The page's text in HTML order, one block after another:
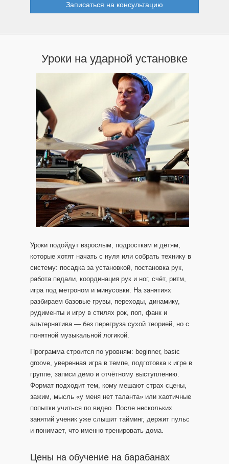
Записаться на консультацию
Уроки на ударной установке
Уроки подойдут взрослым, подросткам и детям,
которые хотят начать с нуля или собрать технику в
систему: посадка за установкой, постановка рук,
работа педали, координация рук и ног, счёт, ритм,
игра под метроном и минусовки. На занятиях
разбираем базовые грувы, переходы, динамику,
рудименты и игру в стилях рок, поп, фанк и
альтернатива — без перегруза сухой теорией, но с
понятной музыкальной логикой.
Программа строится по уровням: beginner, basic
groove, уверенная игра в темпе, подготовка к игре в
группе, записи демо и отчётному выступлению.
Формат подходит тем, кому мешают страх сцены,
зажим, мысль «у меня нет таланта» или хаотичные
попытки учиться по видео. После нескольких
занятий ученик уже слышит тайминг, держит пульс
и понимает, что именно тренировать дома.
Цены на обучение на барабанах